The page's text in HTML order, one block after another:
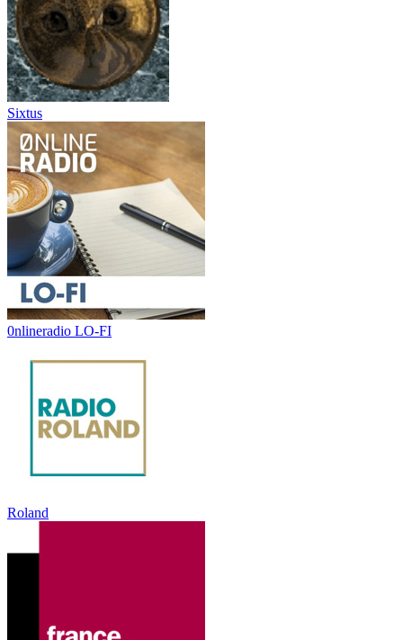
Sixtus
0nlineradio LO-FI
Roland